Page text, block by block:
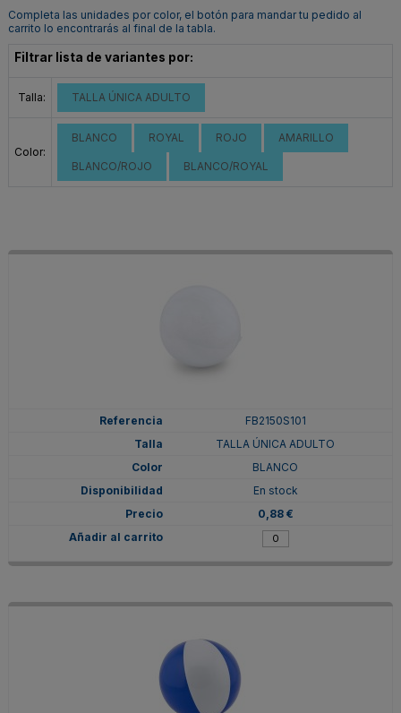
Completa las unidades por color, el botón para mandar tu pedido al
carrito lo encontrarás al final de la tabla.
Filtrar lista de variantes por:
Talla: TALLA ÚNICA ADULTO
Color:
BLANCO ROYAL ROJO AMARILLO
BLANCO/ROJO BLANCO/ROYAL
FB2150S101
TALLA ÚNICA ADULTO
BLANCO
En stock
0,88 €